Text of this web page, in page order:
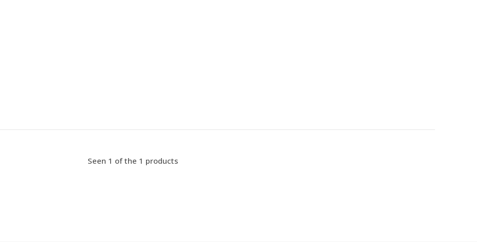
Seen 1 of the 1 products